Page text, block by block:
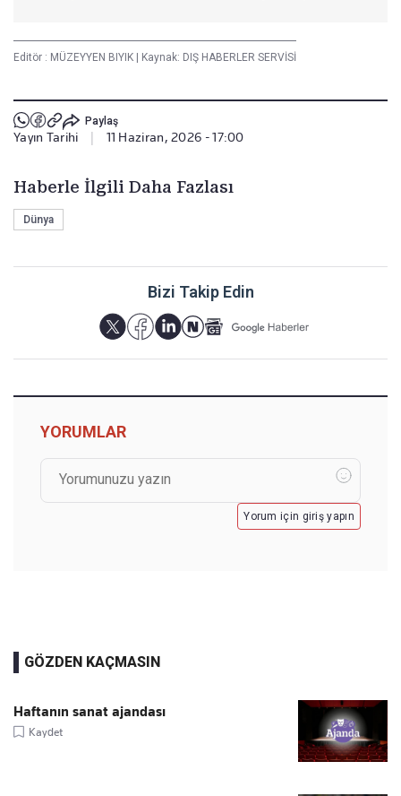
Editör : MÜZEYYEN BIYIK | Kaynak: DIŞ HABERLER SERVİSİ
Paylaş
Yayın Tarihi 11 Haziran, 2026 - 17:00
Haberle İlgili Daha Fazlası
Dünya
Bizi Takip Edin
YORUMLAR
Yorum için giriş yapın
GÖZDEN KAÇMASIN
Haftanın sanat ajandası
Kaydet